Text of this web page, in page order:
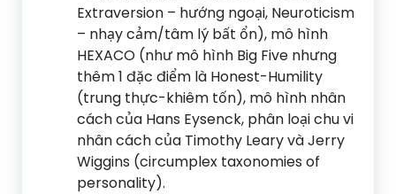
Extraversion – hướng ngoại, Neuroticism
– nhạy cảm/tâm lý bất ổn), mô hình
HEXACO (như mô hình Big Five nhưng
thêm 1 đặc điểm là Honest-Humility
(trung thực-khiêm tốn), mô hình nhân
cách của Hans Eysenck, phân loại chu vi
nhân cách của Timothy Leary và Jerry
Wiggins (circumplex taxonomies of
personality).